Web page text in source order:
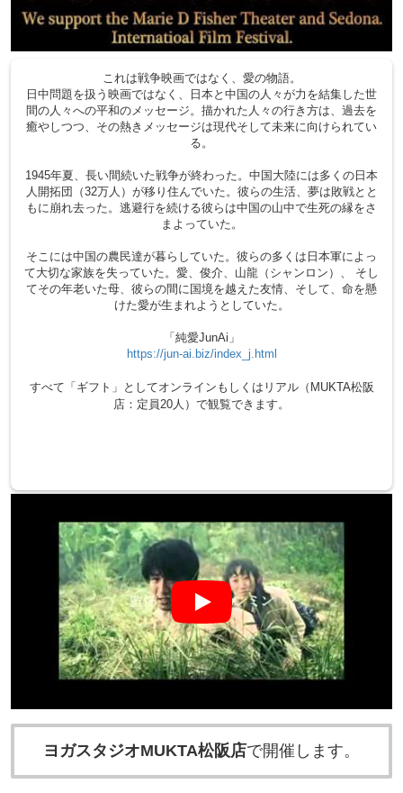
これは戦争映画ではなく、愛の物語。
日中問題を扱う映画ではなく、日本と中国の人々が力を結集した世
間の人々への平和のメッセージ。描かれた人々の行き方は、過去を
癒やしつつ、その熱きメッセージは現代そして未来に向けられてい
る。
1945年夏、長い間続いた戦争が終わった。中国大陸には多くの日本
人開拓団（32万人）が移り住んでいた。彼らの生活、夢は敗戦とと
もに崩れ去った。逃避行を続ける彼らは中国の山中で生死の縁をさ
まよっていた。
そこには中国の農民達が暮らしていた。彼らの多くは日本軍によっ
て大切な家族を失っていた。愛、俊介、山龍（シャンロン）、 そし
てその年老いた母、彼らの間に国境を越えた友情、そして、命を懸
けた愛が生まれようとしていた。
「純愛JunAi」
https://jun-ai.biz/index_j.html
すべて「ギフト」としてオンラインもしくはリアル（MUKTA松阪
店：定員20人）で観覧できます。
ヨガスタジオMUKTA松阪店で開催します。